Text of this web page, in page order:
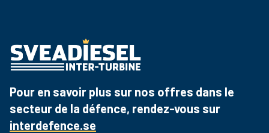
Pour en savoir plus sur nos offres dans le
secteur de la défence, rendez-vous sur
interdefence.se